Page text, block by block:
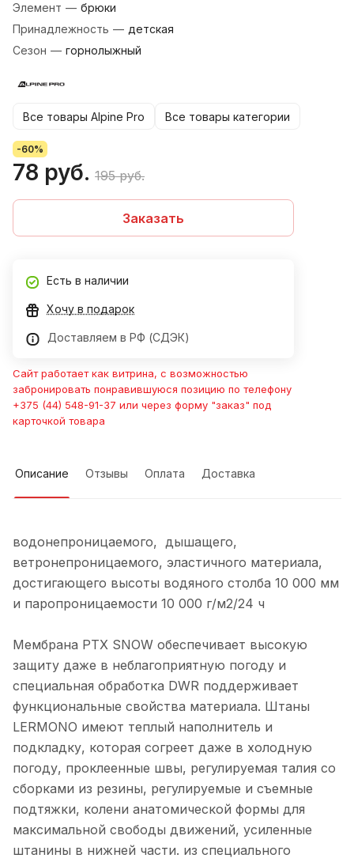
Элемент — брюки
Принадлежность — детская
Сезон — горнолыжный
Все товары Alpine Pro Все товары категории
-60%
78 руб. 195 руб.
Заказать
Есть в наличии
Хочу в подарок
Доставляем в РФ (СДЭК)
Сайт работает как витрина, с возможностью
забронировать понравившуюся позицию по телефону
+375 (44) 548-91-37 или через форму "заказ" под
карточкой товара
Описание Отзывы Оплата Доставка
водонепроницаемого, дышащего,
ветронепроницаемого, эластичного материала,
достигающего высоты водяного столба 10 000 мм
и паропроницаемости 10 000 г/м2/24 ч
Мембрана PTX SNOW обеспечивает высокую
защиту даже в неблагоприятную погоду и
специальная обработка DWR поддерживает
функциональные свойства материала. Штаны
LERMONO имеют теплый наполнитель и
подкладку, которая согреет даже в холодную
погоду, проклеенные швы, регулируемая талия со
сборками из резины, регулируемые и съемные
подтяжки, колени анатомической формы для
максимальной свободы движений, усиленные
штанины в нижней части. из специального